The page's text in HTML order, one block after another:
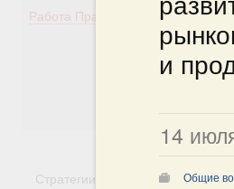
и
14
Общие
Работа Правительства
Стратегии